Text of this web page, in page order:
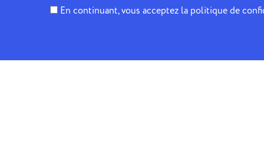
En continuant, vous acceptez la politique de